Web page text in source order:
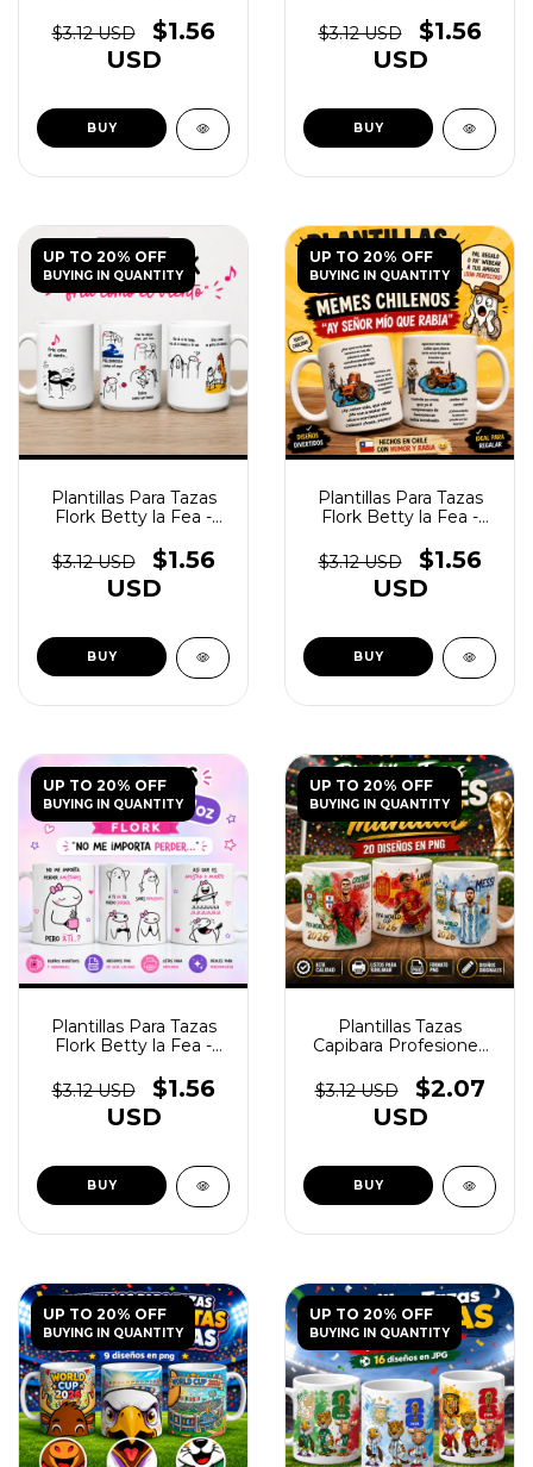
(copia) - (copia) -
(copia) - (copia)
$3.12 USD
$1.56
USD
(copia) - (copia) -
(copia)
$3.12 USD
$1.56
USD
UP TO 20% OFF
BUYING IN QUANTITY
Plantillas Para Tazas
Flork Betty la Fea -
(copia) - (copia)
$3.12 USD
$1.56
USD
UP TO 20% OFF
BUYING IN QUANTITY
Plantillas Para Tazas
Flork Betty la Fea -
(copia) - (copia)
$3.12 USD
$1.56
USD
UP TO 20% OFF
BUYING IN QUANTITY
Plantillas Para Tazas
Flork Betty la Fea -
(copia)
$3.12 USD
$1.56
USD
UP TO 20% OFF
BUYING IN QUANTITY
Plantillas Tazas
Capibara Profesiones
(copia) - (copia) -
(copia) - (copia) -
(copia) - (copia) -
(copia) - (copia) -
(copia) - (copia) -
(copia) - (copia) -
$3.12 USD
$2.07
USD
UP TO 20% OFF
BUYING IN QUANTITY
UP TO 20% OFF
BUYING IN QUANTITY